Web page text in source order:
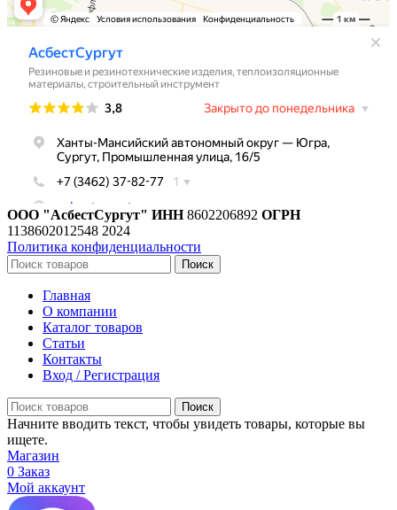
ООО "АсбестСургут" ИНН8602206892 ОГРН
1138602012548 2024
Политика конфиденциальности
Поиск
Главная
О компании
Каталог товаров
Статьи
Контакты
Вход / Регистрация
Поиск
Начните вводить текст, чтобы увидеть товары, которые вы
ищете.
Магазин
0 Заказ
Мой аккаунт